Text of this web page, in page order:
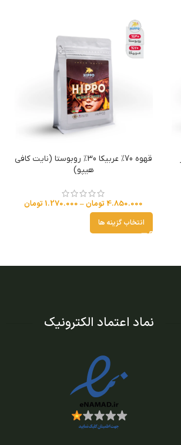
قهوه 70% عربیکا 30% روبوستا (نایت کافی
هیپو)
4.850.000 تومان–
1.270.000 تومان
انتخاب گزینه ها
نماد اعتماد الکترونیک